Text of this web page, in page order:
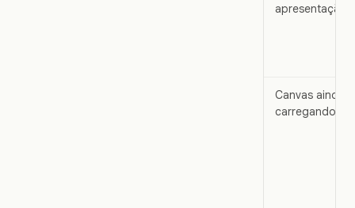
apresentação
Canvas ainda
carregando